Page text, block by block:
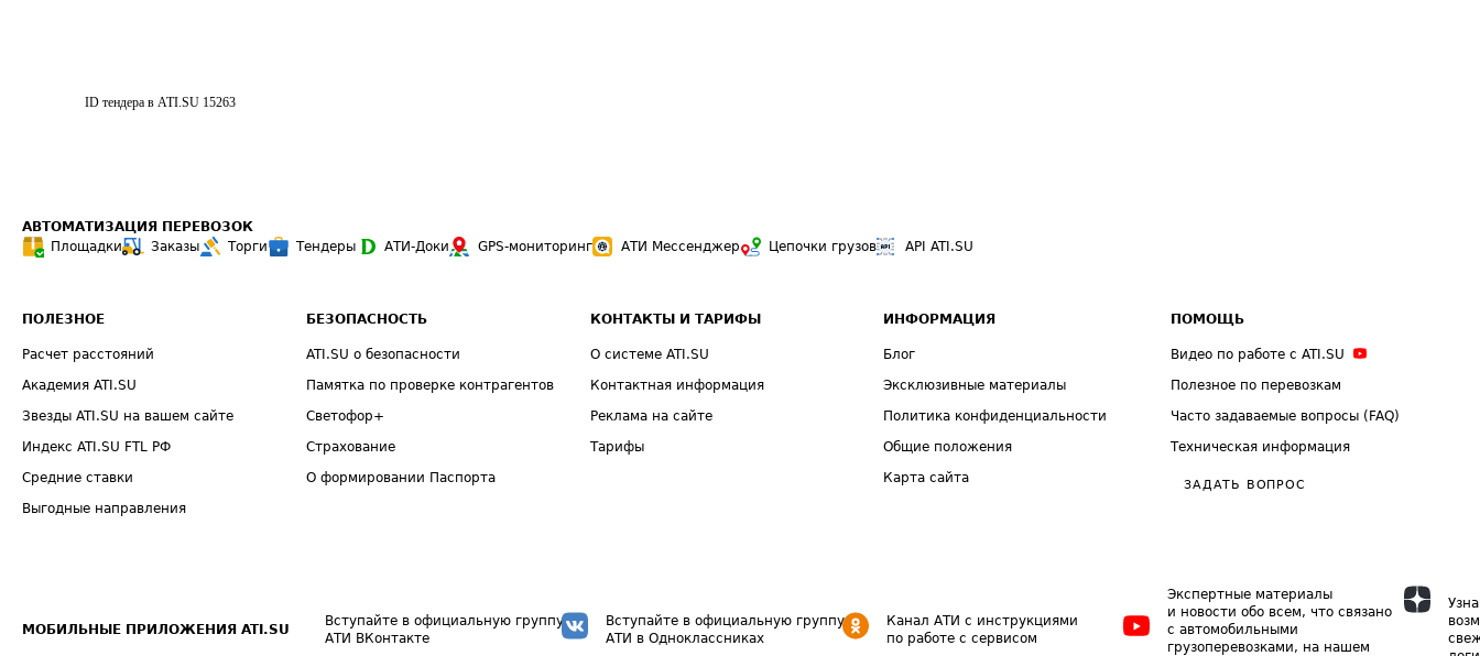
ID тендера в ATI.SU 15263
АВТОМАТИЗАЦИЯ ПЕРЕВОЗОК
Площадки
Заказы Торги Тендеры АТИ-Доки GPS-мониторинг АТИ Мессенджер Цепочки грузов API ATI.SU
ПОЛЕЗНОЕ
Расчет расстояний
Академия ATI.SU
Звезды ATI.SU на вашем сайте
Индекс ATI.SU FTL РФ
Средние ставки
Выгодные направления
БЕЗОПАСНОСТЬ
ATI.SU о безопасности
Памятка по проверке контрагентов
Светофор+
Страхование
О формировании Паспорта
КОНТАКТЫ И ТАРИФЫ
О системе ATI.SU
Контактная информация
Реклама на сайте
Тарифы
ИНФОРМАЦИЯ
Блог
Эксклюзивные материалы
Политика конфиденциальности
Общие положения
Карта сайта
ПОМОЩЬ
Видео по работе с ATI.SU
Полезное по перевозкам
Часто задаваемые вопросы (FAQ)
Техническая информация
ЗАДАТЬ ВОПРОС
МОБИЛЬНЫЕ ПРИЛОЖЕНИЯ ATI.SU
Вступайте в официальную группу
АТИ ВКонтакте
Вступайте в официальную группу
АТИ в Одноклассниках
Канал АТИ с инструкциями
по работе с сервисом
Экспертные материалы
и новости обо всем, что связано
с автомобильными
грузоперевозками, на нашем